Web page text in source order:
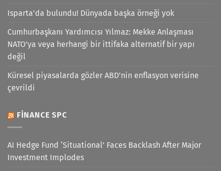
Isparta'da bulundu! Dünyada başka örneği yok
Cumhurbaşkanı Yardımcısı Yılmaz: Mekke Anlaşması
NATO'ya veya herhangi bir ittifaka alternatif bir yapı
değil
Küresel piyasalarda gözler ABD'nin enflasyon verisine
çevrildi
FINANCE SPC
AI Hedge Fund ‘Situational’ Faces Backlash After Major
Investment Implodes